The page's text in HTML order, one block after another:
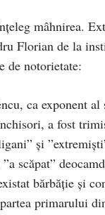
mâhnirea.
Florian de la
de notorietate:
ca exponent
a fost
și
scăpat”
bărbăție și
primarului